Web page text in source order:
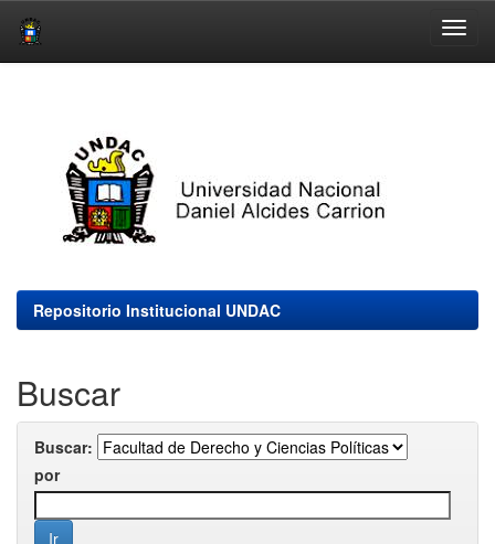
Repositorio Institucional UNDAC
Buscar
Buscar:
por